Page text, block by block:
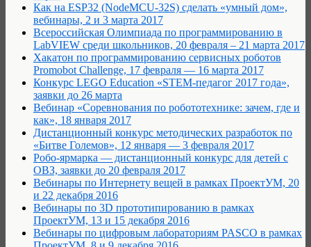
Как на ESP32 (NodeMCU-32S) сделать «умный дом»,
вебинары, 2 и 3 марта 2017
Всероссийская Олимпиада по программированию в
LabVIEW среди школьников, 20 февраля – 21 марта 2017
Хакатон по программированию сервисных роботов
Promobot Challenge, 17 февраля — 16 марта 2017
Конкурс LEGO Education «STEM-педагог 2017 года»,
заявки до 26 марта
Вебинар «Соревнования по робототехнике: зачем, где и
как», 18 января 2017
Дистанционный конкурс методических разработок по
«Битве Големов», 12 января — 3 февраля 2017
Робо-ярмарка — дистанционный конкурс для детей с
ОВЗ, заявки до 20 февраля 2017
Вебинары по Интернету вещей в рамках ПроектУМ, 20
и 22 декабря 2016
Вебинары по 3D прототипированию в рамках
ПроектУМ, 13 и 15 декабря 2016
Вебинары по цифровым лабораториям PASCO в рамках